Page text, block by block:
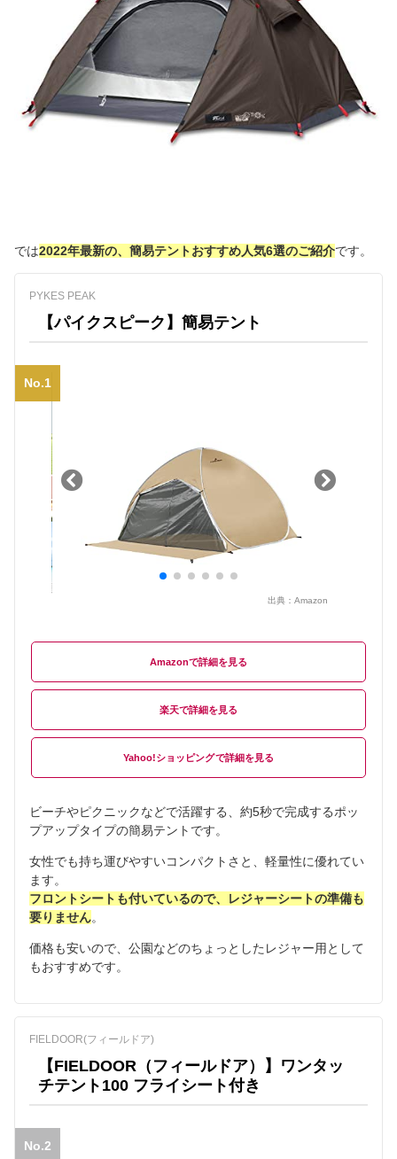
では2022年最新の、簡易テントおすすめ人気6選のご紹介です。
PYKES PEAK
【パイクスピーク】簡易テント
No.1
出典： Amazon
Amazon
楽天
Yahoo!ショッピング
ビーチやピクニックなどで活躍する、約5秒で完成するポッ
プアップタイプの簡易テントです。
女性でも持ち運びやすいコンパクトさと、軽量性に優れてい
ます。
フロントシートも付いているので、レジャーシートの準備も
要りません。
価格も安いので、公園などのちょっとしたレジャー用として
もおすすめです。
FIELDOOR(フィールドア)
【FIELDOOR（フィールドア）】ワンタッ
チテント100 フライシート付き
No.2